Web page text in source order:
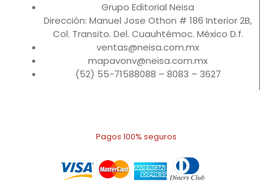
Grupo Editorial Neisa
Dirección: Manuel Jose Othon # 186 Interior 2B,
Col. Transito. Del. Cuauhtémoc. México D.f.
ventas@neisa.com.mx
mapavonv@neisa.com.mx
(52) 55-71588088 – 8083 – 3627
Pagos 100% seguros